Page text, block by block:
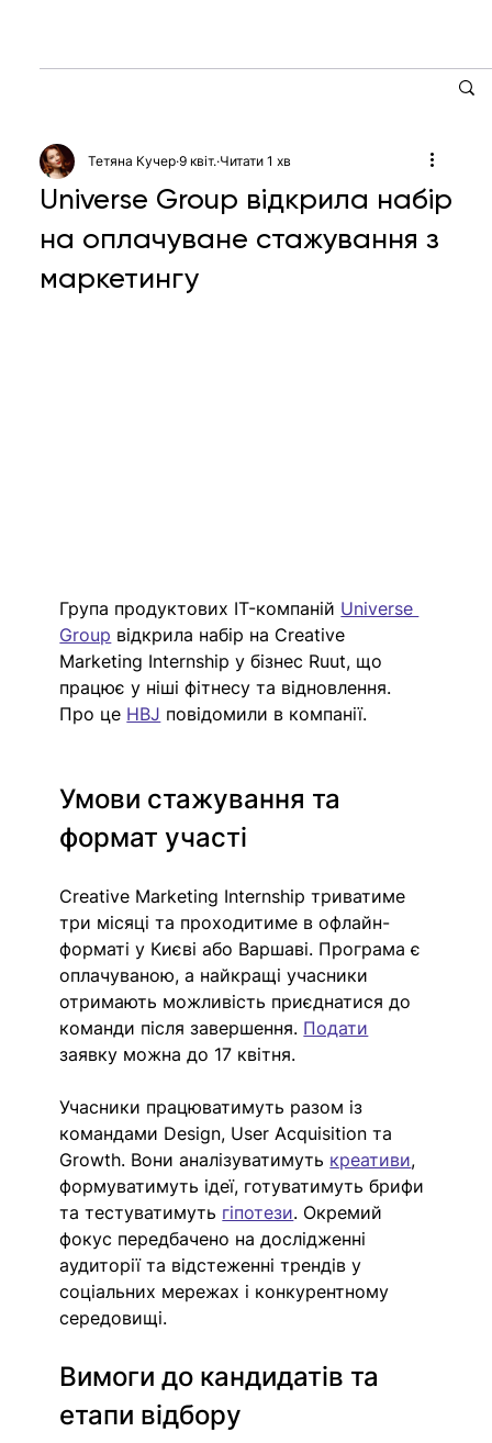
Universe Group відкрила набір
на оплачуване стажування з
маркетингу
Тетяна Кучер 9 квіт. Читати 1 хв
Група продуктових IT-компаній Universe
Group відкрила набір на Creative
Marketing Internship у бізнес Ruut, що
працює у ніші фітнесу та відновлення.
Про це HBJ повідомили в компанії.
Умови стажування та
формат участі
Creative Marketing Internship триватиме
три місяці та проходитиме в офлайн-
форматі у Києві або Варшаві. Програма є
оплачуваною, а найкращі учасники
отримають можливість приєднатися до
команди після завершення. Подати
заявку можна до 17 квітня.
Учасники працюватимуть разом із
командами Design, User Acquisition та
Growth. Вони аналізуватимуть креативи,
формуватимуть ідеї, готуватимуть брифи
та тестуватимуть гіпотези. Окремий
фокус передбачено на дослідженні
аудиторії та відстеженні трендів у
соціальних мережах і конкурентному
середовищі.
Вимоги до кандидатів та
етапи відбору